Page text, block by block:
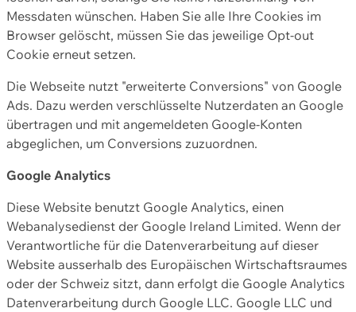
Messdaten wünschen. Haben Sie alle Ihre Cookies im
Browser gelöscht, müssen Sie das jeweilige Opt-out
Cookie erneut setzen.
Die Webseite nutzt "erweiterte Conversions" von Google
Ads. Dazu werden verschlüsselte Nutzerdaten an Google
übertragen und mit angemeldeten Google-Konten
abgeglichen, um Conversions zuzuordnen.
Google Analytics
Diese Website benutzt Google Analytics, einen
Webanalysedienst der Google Ireland Limited. Wenn der
Verantwortliche für die Datenverarbeitung auf dieser
Website ausserhalb des Europäischen Wirtschaftsraumes
oder der Schweiz sitzt, dann erfolgt die Google Analytics
Datenverarbeitung durch Google LLC. Google LLC und